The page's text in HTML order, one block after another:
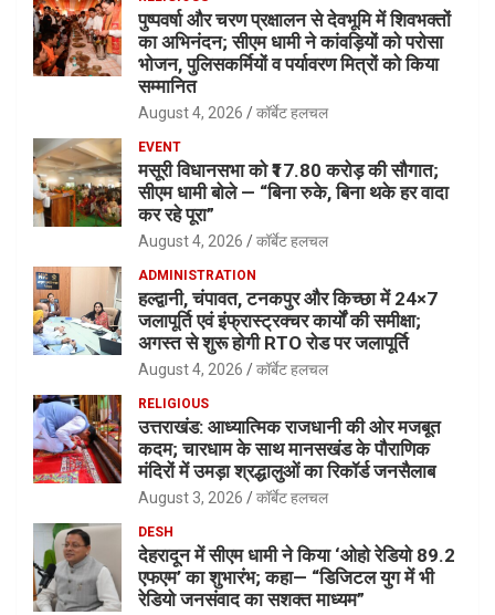
पुष्पवर्षा और चरण प्रक्षालन से देवभूमि में शिवभक्तों
का अभिनंदन; सीएम धामी ने कांवड़ियों को परोसा
भोजन, पुलिसकर्मियों व पर्यावरण मित्रों को किया
सम्मानित
August 4, 2026 कॉर्बेट हलचल
EVENT
मसूरी विधानसभा को ₹17.80 करोड़ की सौगात;
सीएम धामी बोले — “बिना रुके, बिना थके हर वादा
कर रहे पूरा”
August 4, 2026 कॉर्बेट हलचल
ADMINISTRATION
हल्द्वानी, चंपावत, टनकपुर और किच्छा में 24×7
जलापूर्ति एवं इंफ्रास्ट्रक्चर कार्यों की समीक्षा;
अगस्त से शुरू होगी RTO रोड पर जलापूर्ति
August 4, 2026 कॉर्बेट हलचल
RELIGIOUS
उत्तराखंड: आध्यात्मिक राजधानी की ओर मजबूत
कदम; चारधाम के साथ मानसखंड के पौराणिक
मंदिरों में उमड़ा श्रद्धालुओं का रिकॉर्ड जनसैलाब
August 3, 2026 कॉर्बेट हलचल
DESH
देहरादून में सीएम धामी ने किया ‘ओहो रेडियो 89.2
एफएम’ का शुभारंभ; कहा— “डिजिटल युग में भी
रेडियो जनसंवाद का सशक्त माध्यम”